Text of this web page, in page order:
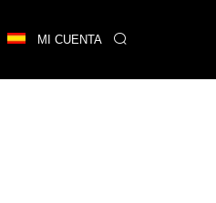
MI CUENTA